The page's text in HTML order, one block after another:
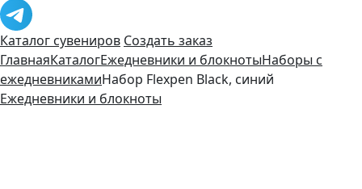
Каталог сувениров Создать заказ
ГлавнаяКаталогЕжедневники и блокнотыНаборы с
ежедневникамиНабор Flexpen Black, синий
Ежедневники и блокноты